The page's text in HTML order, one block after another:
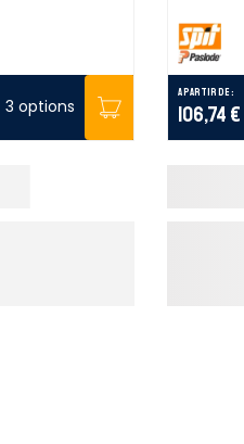
3 options
A partir de :
106,74 €